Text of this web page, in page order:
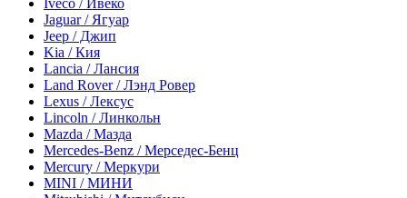
Iveco / Ивеко
Jaguar / Ягуар
Jeep / Джип
Kia / Кия
Lancia / Лансия
Land Rover / Лэнд Ровер
Lexus / Лексус
Lincoln / Линкольн
Mazda / Мазда
Mercedes-Benz / Мерседес-Бенц
Mercury / Меркури
MINI / МИНИ